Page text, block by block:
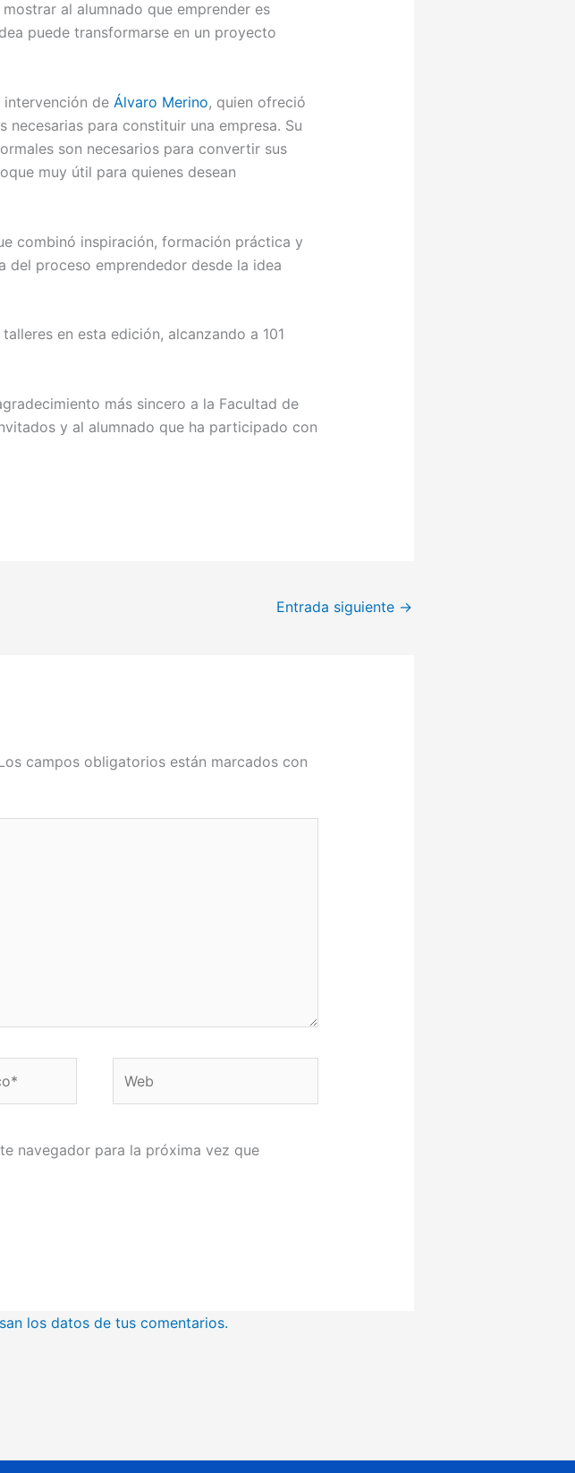
al alumnado que emprender es
puede transformarse en un proyecto
de Álvaro Merino, quien ofreció
para constituir una empresa. Su
son necesarios para convertir sus
muy útil para quienes desean
combinó inspiración, formación práctica y
proceso emprendedor desde la idea
en esta edición, alcanzando a 101
más sincero a la Facultad de
y al alumnado que ha participado con
Entrada siguiente →
campos obligatorios están marcados con
navegador para la próxima vez que
los datos de tus comentarios.